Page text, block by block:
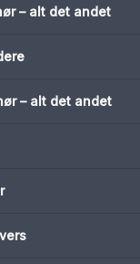
– alt det andet
– alt det andet